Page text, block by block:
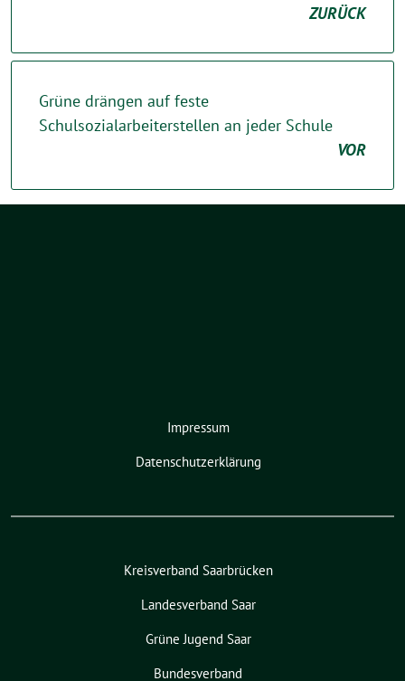
ZURÜCK
Grüne drängen auf feste
Schulsozialarbeiterstellen an jeder Schule
VOR
Impressum
Datenschutzerklärung
Kreisverband Saarbrücken
Landesverband Saar
Grüne Jugend Saar
Bundesverband